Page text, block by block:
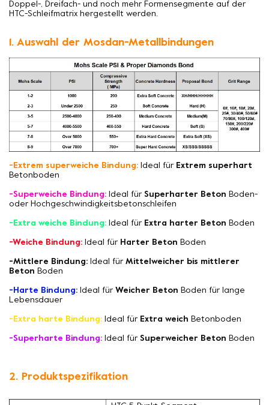
Doppel-, Dreifach- und noch mehr Formensegmente auf der
HTC-Schleifmatrix hergestellt werden.
1. Auswahl der Mosdan-Metallbindungen
-Extrem superweiche Bindung: Ideal für Extrem superhart
Betonboden
-Superweiche Bindung: Ideal für Superharter Beton Boden-
oder Hochgeschwindigkeitsbetonschleifen
-Extra weiche Bindung: Ideal für Extra harter Beton Boden
-Weiche Bindung: Ideal für Harter Beton Boden
-Mittlere Bindung: Ideal für Mittelweicher bis mittlerer
Beton Boden
-Harte Bindung: Ideal für Weicher Beton Boden für lange
Lebensdauer
-Extra harte Bindung: Ideal für Extra weich Betonboden
-Superharte Bindung: Ideal für Superweicher Beton Boden
2. Produktspezifikation